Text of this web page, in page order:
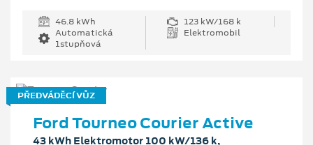
46.8 kWh
123 kW/168 k
Automatická
1stupňová
Elektromobil
PŘEDVÁDĚCÍ VŮZ
Ford Tourneo Courier Active
43 kWh Elektromotor 100 kW/136 k,